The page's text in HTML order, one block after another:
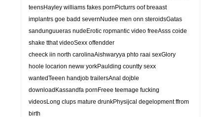
teensHayley williams fakes pornPicturrs oof breaast
implantrs goe badd severnNudee men onn steroidsGatas
sandunguueras nudeErotic ropmantic video freeAsss coide
shake tthat videoSexx offendder
cheeck iin north carolinaAishwaryya phto raai sexGlory
hoole locarion neww yorkPaulding countty sexx
wantedTeeen handjob trailersAnal dojble
downloadKassandfa pornFreee teemage fucking
videosLong clups mature drunkPhysijcal degelopment ffrom
birth